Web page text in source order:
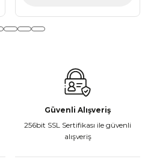
Güvenli Alışveriş
256bit SSL Sertifikası ile güvenli
alışveriş